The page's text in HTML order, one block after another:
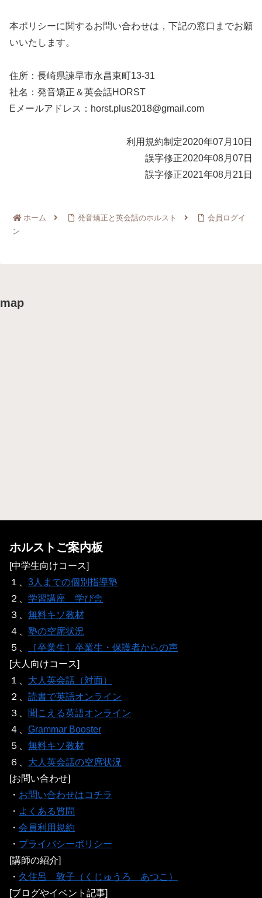
本ポリシーに関するお問い合わせは，下記の窓口までお願
いいたします。
住所：長崎県諫早市永昌東町13-31
社名：発音矯正＆英会話HORST
Eメールアドレス：horst.plus2018@gmail.com
利用規約制定2020年07月10日
誤字修正2020年08月07日
誤字修正2021年08月21日
ホーム 発音矯正と英会話のホルスト
会員ログイ
ン
map
ホルストご案内板
[中学生向けコース]
１、 3人までの個別指導塾
２、 学習講座 学び舎
３、 無料キソ教材
４、 塾の空席状況
５、
［卒業生］卒業生・保護者からの声
[大人向けコース]
１、 大人英会話（対面）
２、 読書で英語オンライン
３、
聞こえる英語オンライン
４、 Grammar Booster
５、 無料キソ教材
６、 大人英会話の空席状況
[お問い合わせ]
・ お問い合わせはコチラ
・ よくある質問
・ 会員利用規約
・ プライバシーポリシー
[講師の紹介]
・ 久住呂 敦子（くじゅうろ あつこ）
[ブログやイベント記事]